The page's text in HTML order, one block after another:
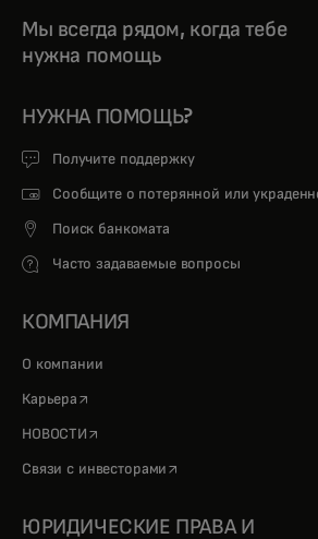
Мы всегда рядом, когда тебе
нужна помощь
НУЖНА ПОМОЩЬ?
Получите поддержку
Сообщите о потерянной или
Поиск банкомата
Часто задаваемые вопросы
КОМПАНИЯ
О компании
Карьера opens in a new tab
НОВОСТИ opens in a new tab
Связи с инвесторами opens in a new tab
ЮРИДИЧЕСКИЕ ПРАВА И